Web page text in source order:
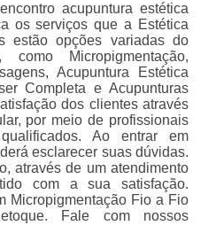
acupuntura estética
os serviços que a Estética
estão opções variadas do
Micropigmentação,
Acupuntura Estética
Completa e Acupunturas
dos clientes através
por meio de profissionais
Ao entrar em
esclarecer suas dúvidas.
através de um atendimento
com a sua satisfação.
Micropigmentação Fio a Fio
Fale com nossos